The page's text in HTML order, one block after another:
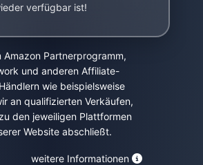
verfügbar ist!
Amazon Partnerprogramm,
und anderen Affiliate-
wie beispielsweise
an qualifizierten Verkäufen,
den jeweiligen Plattformen
Website abschließt.
weitere Informationen